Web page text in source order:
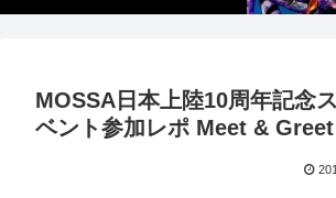
MOSSA日本上陸10周年記念
ベント参加レポ Meet &